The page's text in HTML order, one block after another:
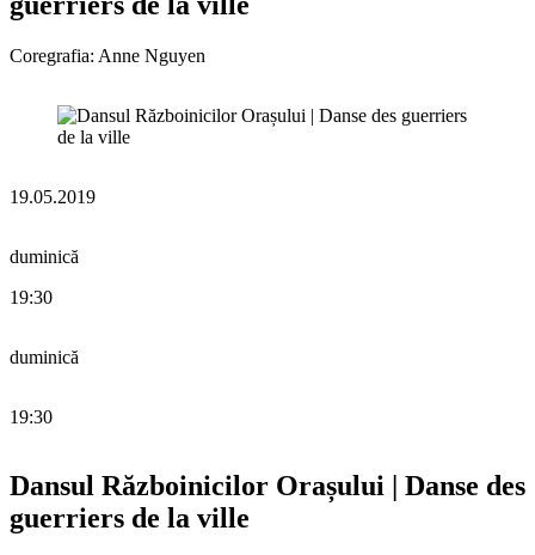
Coregrafia: Anne Nguyen
19.05.2019
duminică
19:30
duminică
19:30
Dansul Războinicilor Orașului | Danse des
guerriers de la ville